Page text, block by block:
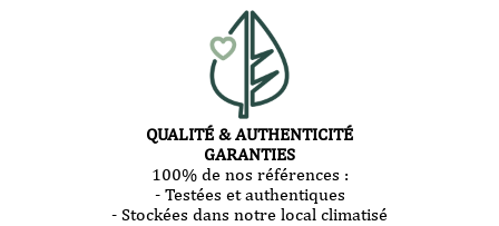
QUALITÉ & AUTHENTICITÉ
GARANTIES
100% de nos références :
- Testées et authentiques
- Stockées dans notre local climatisé